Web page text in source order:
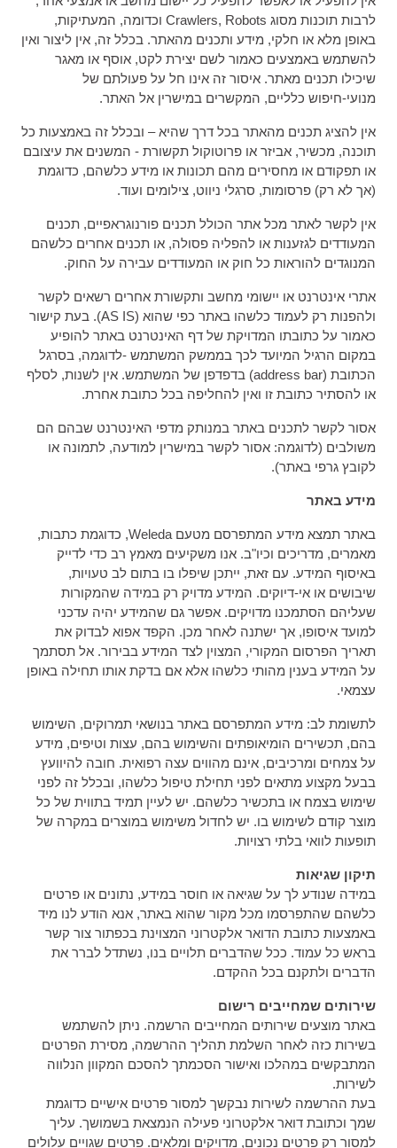
לרבות תוכנות מסוג Crawlers, Robots וכדומה, המעתיקות,
באופן מלא או חלקי, מידע ותכנים מהאתר. בכלל זה, אין ליצור ואין
להשתמש באמצעים כאמור לשם יצירת לקט, אוסף או מאגר
שיכילו תכנים מאתר. איסור זה אינו חל על פעולתם של
מנועי-חיפוש כלליים, המקשרים במישרין אל האתר.
אין להציג תכנים מהאתר בכל דרך שהיא – ובכלל זה באמצעות כל
תוכנה, מכשיר, אביזר או פרוטוקול תקשורת - המשנים את עיצובם
או תפקודם או מחסירים מהם תכונות או מידע כלשהם, כדוגמת
(אך לא רק) פרסומות, סרגלי ניווט, צילומים ועוד.
אין לקשר לאתר מכל אתר הכולל תכנים פורנוגראפיים, תכנים
המעודדים לגזענות או להפליה פסולה, או תכנים אחרים כלשהם
המנוגדים להוראות כל חוק או המעודדים עבירה על החוק.
אתרי אינטרנט או יישומי מחשב ותקשורת אחרים רשאים לקשר
ולהפנות רק לעמוד כלשהו באתר כפי שהוא (AS IS). בעת קישור
כאמור על כתובתו המדויקת של דף האינטרנט באתר להופיע
במקום הרגיל המיועד לכך בממשק המשתמש -לדוגמה, בסרגל
הכתובת (address bar) בדפדפן של המשתמש. אין לשנות, לסלף
או להסתיר כתובת זו ואין להחליפה בכל כתובת אחרת.
אסור לקשר לתכנים באתר במנותק מדפי האינטרנט שבהם הם
משולבים (לדוגמה: אסור לקשר במישרין למודעה, לתמונה או
לקובץ גרפי באתר).
מידע באתר
באתר תמצא מידע המתפרסם מטעם Weleda, כדוגמת כתבות,
מאמרים, מדריכים וכיו"ב. אנו משקיעים מאמץ רב כדי לדייק
באיסוף המידע. עם זאת, ייתכן שיפלו בו בתום לב טעויות,
שיבושים או אי-דיוקים. המידע מדויק רק במידה שהמקורות
שעליהם הסתמכנו מדויקים. אפשר גם שהמידע יהיה עדכני
למועד איסופו, אך ישתנה לאחר מכן. הקפד אפוא לבדוק את
תאריך הפרסום המקורי, המצוין לצד המידע בבירור. אל תסתמך
על המידע בענין מהותי כלשהו אלא אם בדקת אותו תחילה באופן
עצמאי.
לתשומת לב: מידע המתפרסם באתר בנושאי תמרוקים, השימוש
בהם, תכשירים הומיאופתים והשימוש בהם, עצות וטיפים, מידע
על צמחים ומרכיבים, אינם מהווים עצה רפואית. חובה להיוועץ
בבעל מקצוע מתאים לפני תחילת טיפול כלשהו, ובכלל זה לפני
שימוש בצמח או בתכשיר כלשהם. יש לעיין תמיד בתווית של כל
מוצר קודם לשימוש בו. יש לחדול משימוש במוצרים במקרה של
תופעות לוואי בלתי רצויות.
תיקון שגיאות
במידה שנודע לך על שגיאה או חוסר במידע, נתונים או פרטים
כלשהם שהתפרסמו מכל מקור שהוא באתר, אנא הודע לנו מיד
באמצעות כתובת הדואר אלקטרוני המצוינת בכפתור צור קשר
בראש כל עמוד. ככל שהדברים תלויים בנו, נשתדל לברר את
הדברים ולתקנם בכל ההקדם.
שירותים שמחייבים רישום
באתר מוצעים שירותים המחייבים הרשמה. ניתן להשתמש
בשירות כזה לאחר השלמת תהליך ההרשמה, מסירת הפרטים
המתבקשים במהלכו ואישור הסכמתך להסכם המקוון הנלווה
לשירות.
בעת ההרשמה לשירות נבקשך למסור פרטים אישיים כדוגמת
שמך וכתובת דואר אלקטרוני פעילה הנמצאת בשמושך. עליך
למסור רק פרטים נכונים, מדויקים ומלאים. פרטים שגויים עלולים